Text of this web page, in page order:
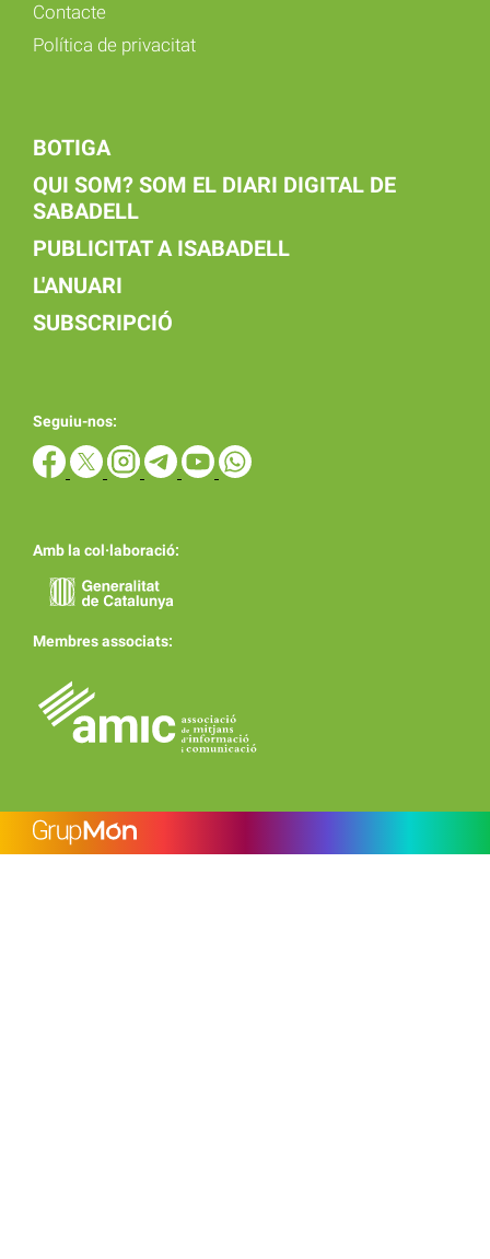
Contacte
Política de privacitat
BOTIGA
QUI SOM? SOM EL DIARI DIGITAL DE
SABADELL
PUBLICITAT A ISABADELL
L'ANUARI
SUBSCRIPCIÓ
Seguiu-nos:
Amb la col·laboració:
Membres associats: